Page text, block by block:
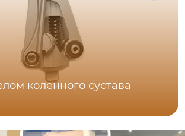
коленного сустава